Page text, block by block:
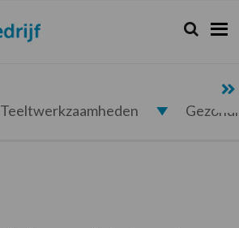
Zoeken...
Zoek
Teeltwerkzaamheden